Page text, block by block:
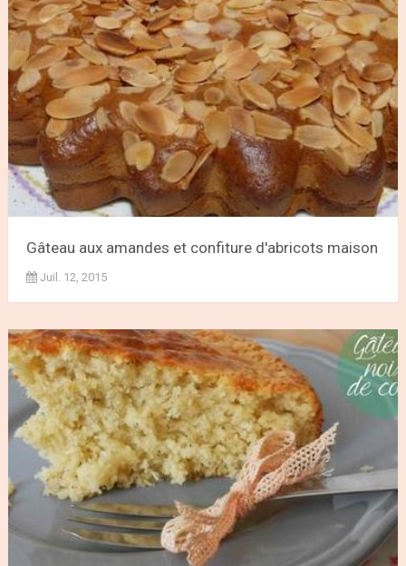
Gâteau aux amandes et confiture d'abricots maison
Juil. 12, 2015